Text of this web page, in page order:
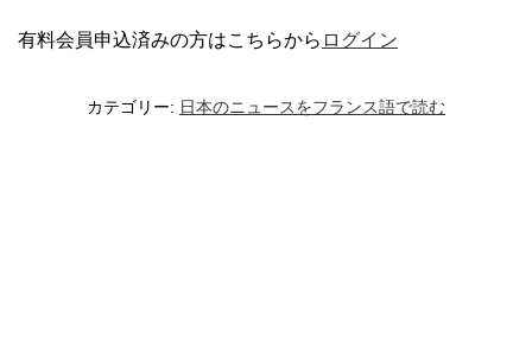
有料会員申込済みの方はこちらから ログイン
カテゴリー: 日本のニュースをフランス語で読む